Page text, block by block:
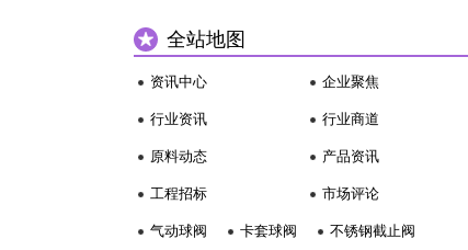
全站地图
资讯中心
行业资讯
原料动态
工程招标
企业聚焦
行业商道
产品资讯
市场评论
气动球阀 卡套球阀 不锈钢截止阀